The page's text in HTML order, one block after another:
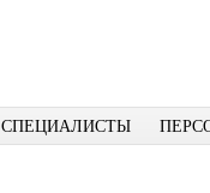
СПЕЦИАЛИСТЫ